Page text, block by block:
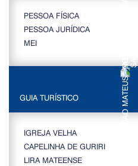
PESSOA FÍSICA
PESSOA JURÍDICA
MEI
GUIA TURÍSTICO
IGREJA VELHA
CAPELINHA DE GURIRI
LIRA MATEENSE